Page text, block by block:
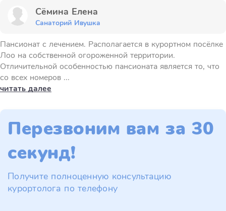
Сёмина Елена
Санаторий Ивушка
Пансионат с лечением. Располагается в курортном посёлке
Лоо на собственной огороженной территории.
Отличительной особенностью пансионата является то, что
со всех номеров ...
читать далее
Перезвоним вам за 30
секунд!
Получите полноценную консультацию
курортолога по телефону